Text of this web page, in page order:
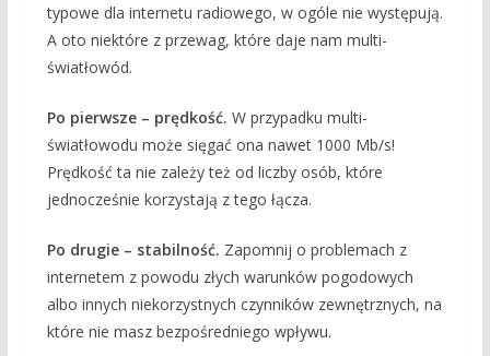
typowe dla internetu radiowego, w ogóle nie występują.
A oto niektóre z przewag, które daje nam multi-
światłowód.
Po pierwsze – prędkość. W przypadku multi-
światłowodu może sięgać ona nawet 1000 Mb/s!
Prędkość ta nie zależy też od liczby osób, które
jednocześnie korzystają z tego łącza.
Po drugie – stabilność. Zapomnij o problemach z
internetem z powodu złych warunków pogodowych
albo innych niekorzystnych czynników zewnętrznych, na
które nie masz bezpośredniego wpływu.